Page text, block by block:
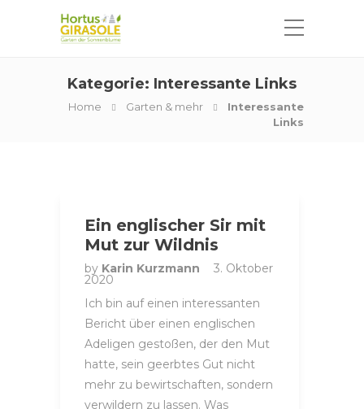
Kategorie: Interessante Links
Home Garten & mehr
Interessante
Links
Ein englischer Sir mit
Mut zur Wildnis
by Karin Kurzmann 3. Oktober
2020
Ich bin auf einen interessanten
Bericht über einen englischen
Adeligen gestoßen, der den Mut
hatte, sein geerbtes Gut nicht
mehr zu bewirtschaften, sondern
verwildern zu lassen. Was